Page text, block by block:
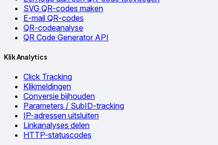
SVG QR-codes maken
E-mail QR-codes
QR-codeanalyse
QR Code Generator API
Klik Analytics
Click Tracking
Klikmeldingen
Conversie bijhouden
Parameters / SubID-tracking
IP-adressen uitsluiten
Linkanalyses delen
HTTP-statuscodes